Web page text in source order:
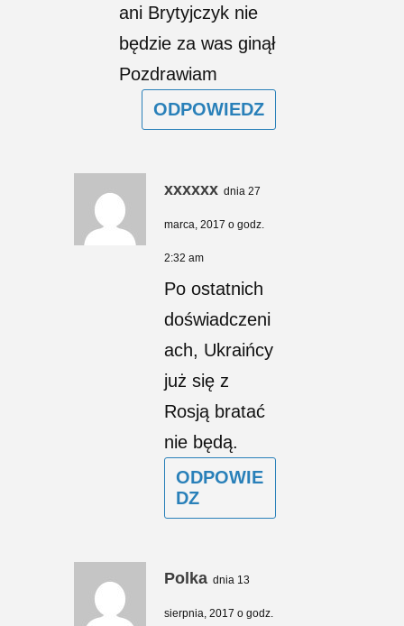
ani Brytyjczyk nie
będzie za was ginął
Pozdrawiam
ODPOWIEDZ
xxxxxx dnia 27
marca, 2017 o godz.
2:32 am
Po ostatnich
doświadczeni
ach, Ukraińcy
już się z
Rosją bratać
nie będą.
ODPOWIE
DZ
Polka dnia 13
sierpnia, 2017 o godz.